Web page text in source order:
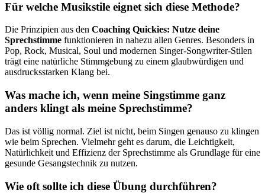
Für welche Musikstile eignet sich diese Methode?
Die Prinzipien aus den Coaching Quickies: Nutze deine
Sprechstimme funktionieren in nahezu allen Genres. Besonders in
Pop, Rock, Musical, Soul und modernen Singer-Songwriter-Stilen
trägt eine natürliche Stimmgebung zu einem glaubwürdigen und
ausdrucksstarken Klang bei.
Was mache ich, wenn meine Singstimme ganz
anders klingt als meine Sprechstimme?
Das ist völlig normal. Ziel ist nicht, beim Singen genauso zu klingen
wie beim Sprechen. Vielmehr geht es darum, die Leichtigkeit,
Natürlichkeit und Effizienz der Sprechstimme als Grundlage für eine
gesunde Gesangstechnik zu nutzen.
Wie oft sollte ich diese Übung durchführen?